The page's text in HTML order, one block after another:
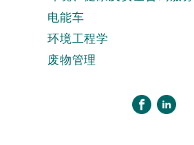
电能车
环境工程学
废物管理